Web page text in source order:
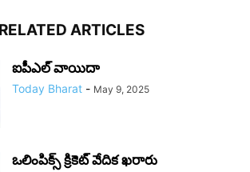
RELATED ARTICLES
ఐపీఎల్ వాయిదా
Today Bharat - May 9, 2025
ఒలింపిక్స్ క్రికెట్ వేదిక ఖ‌రారు